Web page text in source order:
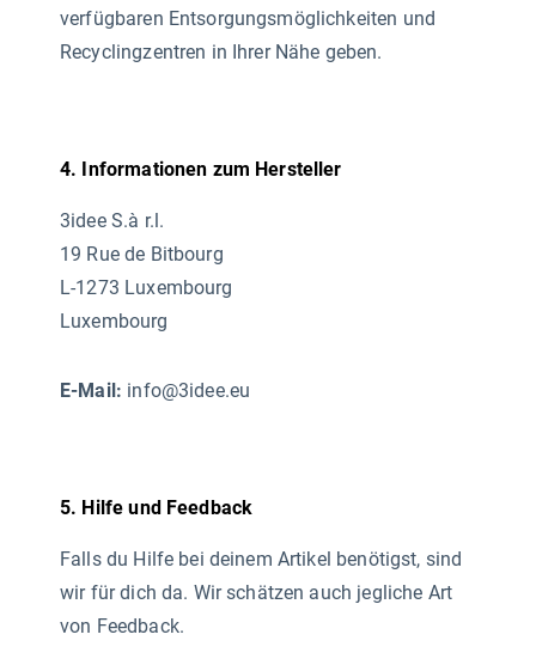
verfügbaren Entsorgungsmöglichkeiten und
Recyclingzentren in Ihrer Nähe geben.
4. Informationen zum Hersteller
3idee S.à r.l.
19 Rue de Bitbourg
L-1273 Luxembourg
Luxembourg
E-Mail: info@3idee.eu
5. Hilfe und Feedback
Falls du Hilfe bei deinem Artikel benötigst, sind
wir für dich da. Wir schätzen auch jegliche Art
von Feedback.